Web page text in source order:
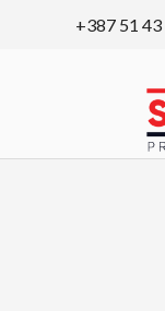
+387 51 43